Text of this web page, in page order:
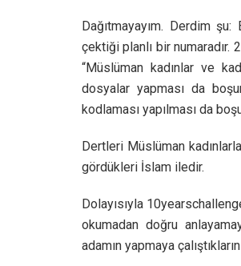
Dağıtmayayım. Derdim
çektiği planlı bir numaradır.
“Müslüman kadınlar ve
dosyalar yapması da
kodlaması yapılması da
Dertleri Müslüman
gördükleri İslam iledir.
Dolayısıyla
okumadan doğru
adamın yapmaya